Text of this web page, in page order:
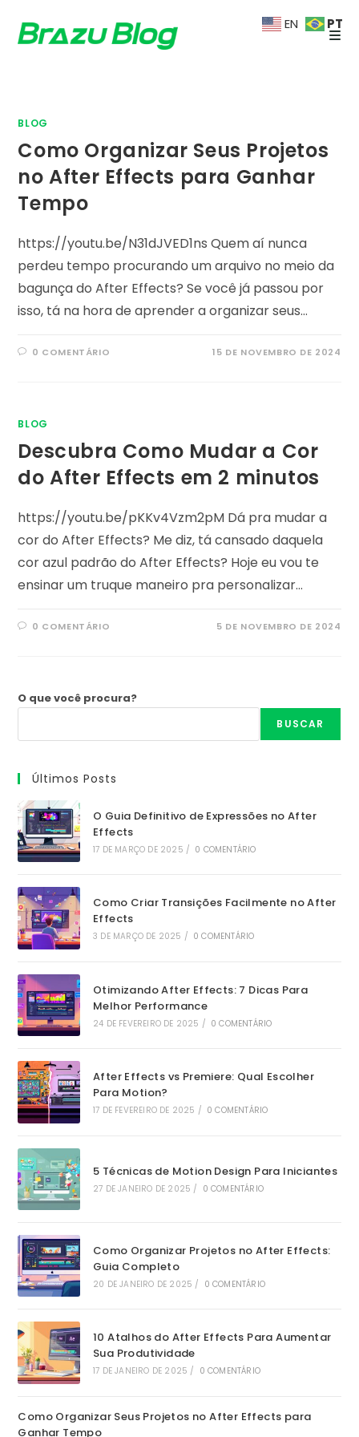
para
BLOG
Como Organizar Seus Projetos
no After Effects para Ganhar
Tempo
https://youtu.be/N31dJVED1ns Quem aí nunca
perdeu tempo procurando um arquivo no meio da
bagunça do After Effects? Se você já passou por
isso, tá na hora de aprender a organizar seus…
0 COMENTÁRIO 15 DE NOVEMBRO DE 2024
BLOG
Descubra Como Mudar a Cor
do After Effects em 2 minutos
https://youtu.be/pKKv4Vzm2pM Dá pra mudar a
cor do After Effects? Me diz, tá cansado daquela
cor azul padrão do After Effects? Hoje eu vou te
ensinar um truque maneiro pra personalizar…
0 COMENTÁRIO 5 DE NOVEMBRO DE 2024
O que você procura?
BUSCAR
Últimos Posts
O Guia Definitivo de Expressões no After
Effects
17 DE MARÇO DE 2025 / 0 COMENTÁRIO
Como Criar Transições Facilmente no After
Effects
3 DE MARÇO DE 2025 / 0 COMENTÁRIO
Otimizando After Effects: 7 Dicas Para
Melhor Performance
24 DE FEVEREIRO DE 2025 / 0 COMENTÁRIO
After Effects vs Premiere: Qual Escolher
Para Motion?
17 DE FEVEREIRO DE 2025 / 0 COMENTÁRIO
5 Técnicas de Motion Design Para Iniciantes
27 DE JANEIRO DE 2025 / 0 COMENTÁRIO
Como Organizar Projetos no After Effects:
Guia Completo
20 DE JANEIRO DE 2025 / 0 COMENTÁRIO
10 Atalhos do After Effects Para Aumentar
Sua Produtividade
17 DE JANEIRO DE 2025 / 0 COMENTÁRIO
Como Organizar Seus Projetos no After Effects para
Ganhar Tempo
EN PT